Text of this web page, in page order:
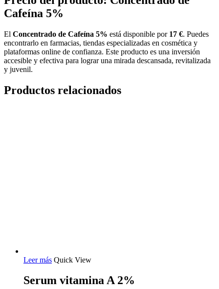
Cafeína 5%
El Concentrado de Cafeína 5% está disponible por 17 €. Puedes
encontrarlo en farmacias, tiendas especializadas en cosmética y
plataformas online de confianza. Este producto es una inversión
accesible y efectiva para lograr una mirada descansada, revitalizada
y juvenil.
Productos relacionados
Leer más Quick View
Serum vitamina A 2%